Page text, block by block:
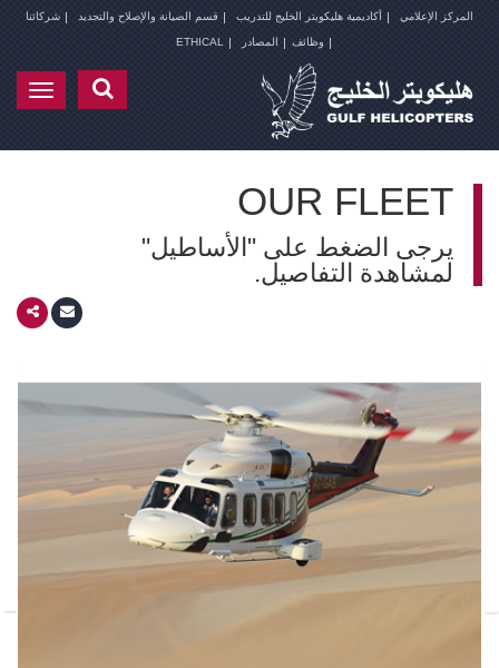
المركز الإعلامي أكاديمية هليكوبتر الخليج للتدريب قسم الصيانة والإصلاح والتجديد شركائنا
وظائف المصادر ETHICAL
OUR FLEET
يرجى الضغط على "الأساطيل"
لمشاهدة التفاصيل.